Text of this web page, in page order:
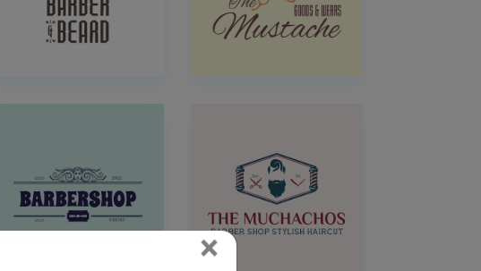
× Close